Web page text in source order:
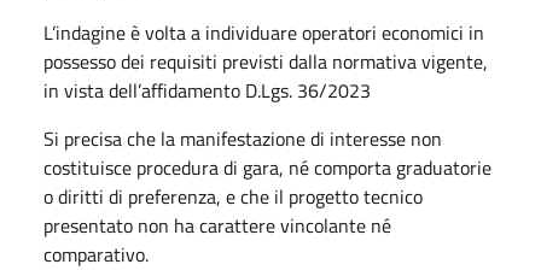
L’indagine è volta a individuare operatori economici in
possesso dei requisiti previsti dalla normativa vigente,
in vista dell’affidamento D.Lgs. 36/2023
Si precisa che la manifestazione di interesse non
costituisce procedura di gara, né comporta graduatorie
o diritti di preferenza, e che il progetto tecnico
presentato non ha carattere vincolante né
comparativo.